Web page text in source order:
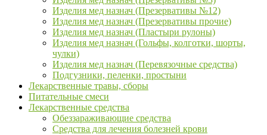
Изделия мед назнач (Презервативы №12)
Изделия мед назнач (Презервативы прочие)
Изделия мед назнач (Пластыри рулоны)
Изделия мед назнач (Гольфы, колготки, шорты,
чулки)
Изделия мед назнач (Перевязочные средства)
Подгузники, пеленки, простыни
Лекарственные травы, сборы
Питательные смеси
Лекарственные средства
Обеззараживающие средства
Средства для лечения болезней крови